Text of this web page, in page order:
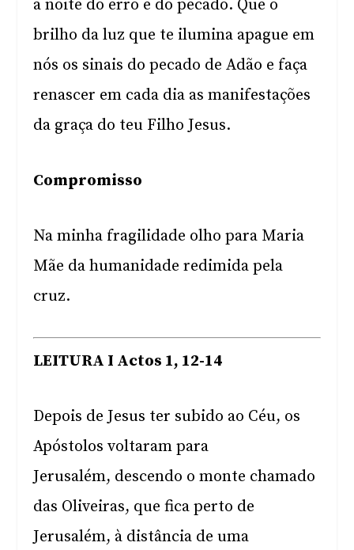
a noite do erro e do pecado. Que o
brilho da luz que te ilumina apague em
nós os sinais do pecado de Adão e faça
renascer em cada dia as manifestações
da graça do teu Filho Jesus.
Compromisso
Na minha fragilidade olho para Maria
Mãe da humanidade redimida pela
cruz.
LEITURA I Actos 1, 12-14
Depois de Jesus ter subido ao Céu, os
Apóstolos voltaram para
Jerusalém, descendo o monte chamado
das Oliveiras, que fica perto de
Jerusalém, à distância de uma